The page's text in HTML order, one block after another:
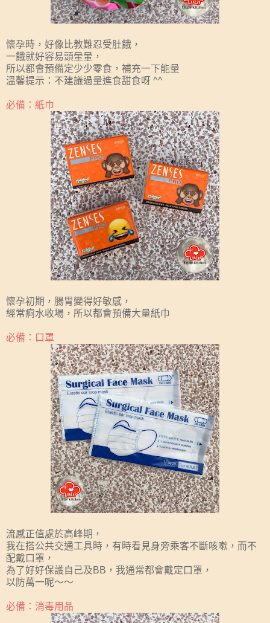
懷孕時，好像比教難忍受肚餓，
一餓就好容易頭暈暈，
所以都會預備定少少零食，補充一下能量
溫馨提示：不建議過量進食甜食呀 ^^
必備：紙巾
懷孕初期，腸胃變得好敏感，
經常痾水收場，所以都會預備大量紙巾
必備：口罩
流感正值處於高峰期，
我在搭公共交通工具時，有時看見身旁乘客不斷咳嗽，而不
配戴口罩，
為了好好保護自己及BB，我通常都會戴定口罩，
以防萬一呢～～
必備：消毒用品